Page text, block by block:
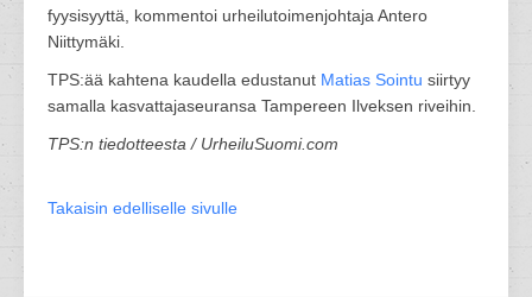
fyysisyyttä, kommentoi urheilutoimenjohtaja Antero
Niittymäki.
TPS:ää kahtena kaudella edustanut Matias Sointu siirtyy
samalla kasvattajaseuransa Tampereen Ilveksen riveihin.
TPS:n tiedotteesta / UrheiluSuomi.com
Takaisin edelliselle sivulle